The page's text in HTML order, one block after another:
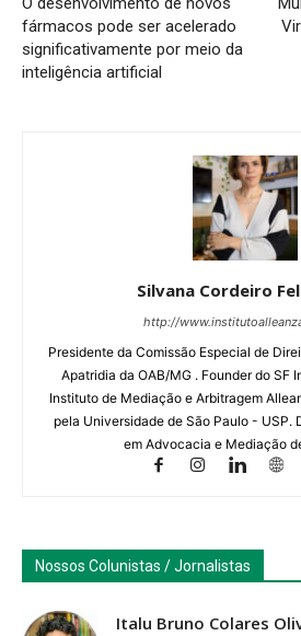
fármacos pode ser acelerado
significativamente por meio da
inteligência artificial
Silvana Cordeiro
http://
Presidente da Comissão Especial de
Apatridia da OAB/MG . Founder do SF
Instituto de Mediação e Arbitragem
pela Universidade de São Paulo - USP.
em Advocacia e Mediação
Nossos Colunistas / Jornalistas
Italu Bruno Colares